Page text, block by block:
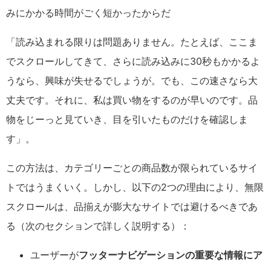
みにかかる時間がごく短かったからだ
「読み込まれる限りは問題ありません。たとえば、ここま
でスクロールしてきて、さらに読み込みに30秒もかかるよ
うなら、興味が失せるでしょうが。でも、この速さなら大
丈夫です。それに、私は買い物をするのが早いのです。品
物をじーっと見ていき、目を引いたものだけを確認しま
す」。
この方法は、カテゴリーごとの商品数が限られているサイ
トではうまくいく。しかし、以下の2つの理由により、無限
スクロールは、品揃えが膨大なサイトでは避けるべきであ
る（次のセクションで詳しく説明する）：
ユーザーがフッターナビゲーションの重要な情報にア